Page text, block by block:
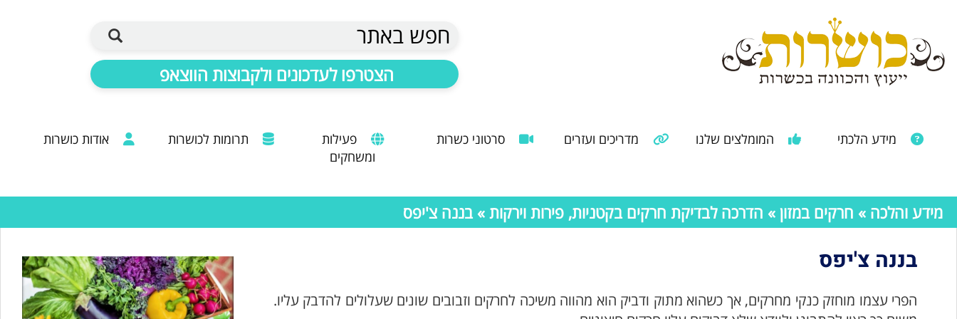
חפש באתר
הצטרפו לעדכונים ולקבוצות הווצאפ
מידע הלכתי המומלצים שלנו מדריכים ועזרים סרטוני כשרות
פעילות
ומשחקים
תרומות לכושרות אודות כושרות
מידע והלכה » חרקים במזון » הדרכה לבדיקת חרקים בקטניות, פירות וירקות » בננה צ'יפס
בננה צ'יפס
הפרי עצמו מוחזק כנקי מחרקים, אך כשהוא מתוק ודביק הוא מהווה משיכה לחרקים וזבובים שונים שעלולים להדבק עליו.